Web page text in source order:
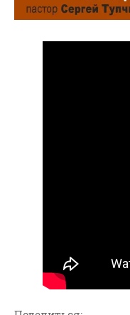
ВОПРОСЫ ПАСТОРУ
Мини-Проповеди